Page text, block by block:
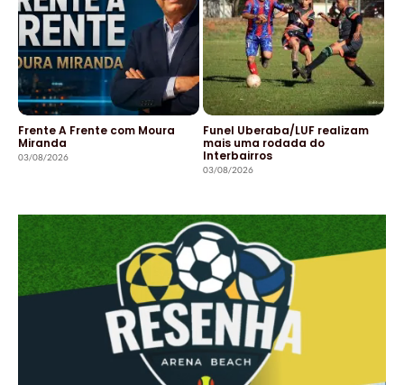
Frente A Frente com Moura
Miranda
03/08/2026
Funel Uberaba/LUF realizam
mais uma rodada do
Interbairros
03/08/2026